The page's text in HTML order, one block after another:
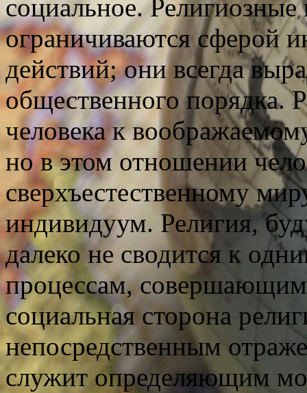
социальное. Религиозные
ограничиваются сферой
действий; они всегда
общественного порядка.
человека к
но в этом отношении
сверхъестественному
индивидуум. Религия,
далеко не сводится к
процессам,
социальная сторона
непосредственным
служит определяющим